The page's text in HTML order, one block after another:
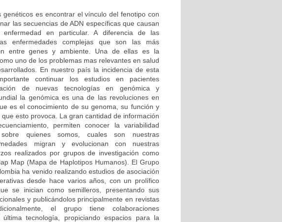
es encontrar el vínculo del fenotipo con
las secuencias de ADN específicas que causan
en particular. A diferencia de las
enfermedades complejas que son las más
entre genes y ambiente. Una de ellas es la
uno de los problemas mas relevantes en salud
En nuestro país la incidencia de esta
continuar los estudios en pacientes
de nuevas tecnologías en genómica y
la genómica es una de las revoluciones en
es el conocimiento de su genoma, su función y
esto provoca. La gran cantidad de información
permiten conocer la variabilidad
quienes somos, cuales son nuestras
migran y evolucionan con nuestras
realizados por grupos de investigación como
Map (Mapa de Haplotipos Humanos). El Grupo
ha venido realizando estudios de asociación
desde hace varios años, con un prolífico
se inician como semilleros, presentando sus
y publicándolos principalmente en revistas
el grupo tiene colaboraciones
tecnología, propiciando espacios para la